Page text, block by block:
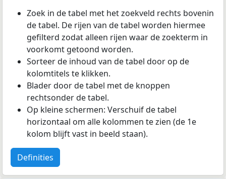
Zoek in de tabel met het zoekveld rechts bovenin
de tabel. De rijen van de tabel worden hiermee
gefilterd zodat alleen rijen waar de zoekterm in
voorkomt getoond worden.
Sorteer de inhoud van de tabel door op de
kolomtitels te klikken.
Blader door de tabel met de knoppen
rechtsonder de tabel.
Op kleine schermen: Verschuif de tabel
horizontaal om alle kolommen te zien (de 1e
kolom blijft vast in beeld staan).
Definities